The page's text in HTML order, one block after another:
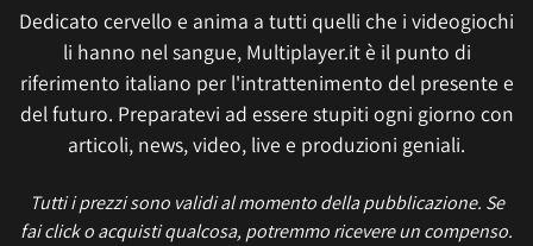
Dedicato cervello e anima a tutti quelli che i videogiochi
li hanno nel sangue, Multiplayer.it è il punto di
riferimento italiano per l'intrattenimento del presente e
del futuro. Preparatevi ad essere stupiti ogni giorno con
articoli, news, video, live e produzioni geniali.
Tutti i prezzi sono validi al momento della pubblicazione. Se
fai click o acquisti qualcosa, potremmo ricevere un compenso.